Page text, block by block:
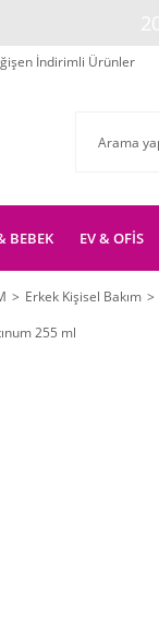
İndirimli Ürünler
BEBEK EV & OFİS
Erkek Kişisel Bakım